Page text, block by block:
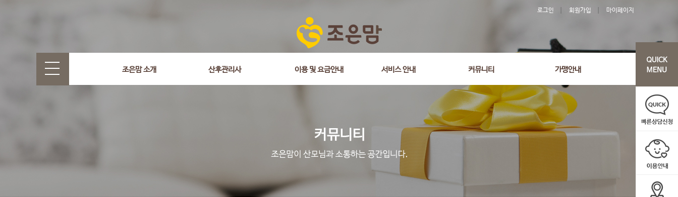
로그인 회원가입 마이페이지
조은맘 소개 산후관리사 이용 및 요금안내 서비스 안내 커뮤니티 가맹안내